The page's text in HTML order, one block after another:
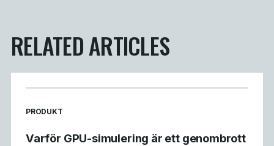
RELATED ARTICLES
READ MORE ARTICLES ABOUT
PRODUKT
Varför GPU-simulering är ett genombrott